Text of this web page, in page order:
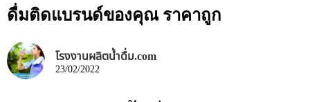
ดื่มติดแบรนด์ของคุณ ราคาถูก
โรงงานผลิตน้ำดื่ม.com
23/02/2022